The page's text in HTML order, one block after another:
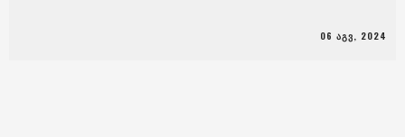
06 ᲐᲒᲕ, 2024